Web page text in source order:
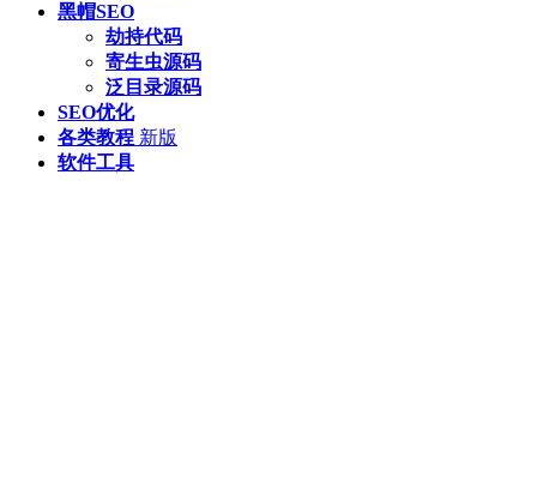
黑帽SEO
劫持代码
寄生虫源码
泛目录源码
SEO优化
各类教程 新版
软件工具